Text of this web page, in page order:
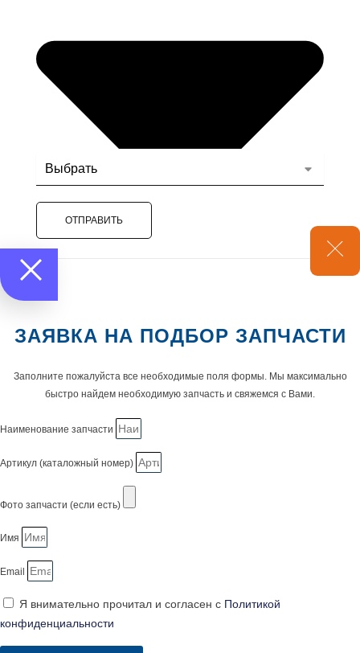
ОТПРАВИТЬ
ЗАЯВКА НА ПОДБОР ЗАПЧАСТИ
Заполните пожалуйста все необходимые поля формы. Мы максимально
быстро найдем необходимую запчасть и свяжемся с Вами.
Наименование запчасти
Артикул (каталожный номер)
Фото запчасти (если есть)
Имя
Email
Я внимательно прочитал и согласен с Политикой
конфиденциальности